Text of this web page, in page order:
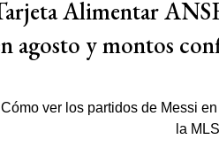
Alimentar
agosto y montos